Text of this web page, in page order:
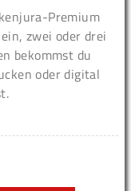
Premium
zwei oder drei
bekommst du
oder digital